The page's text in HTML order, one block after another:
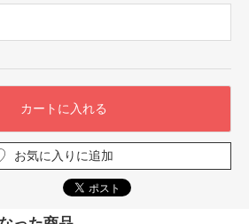
お気に入りに追加